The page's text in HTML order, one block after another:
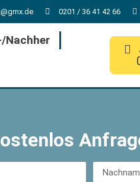
0201 / 36 41 42 66
Nachher